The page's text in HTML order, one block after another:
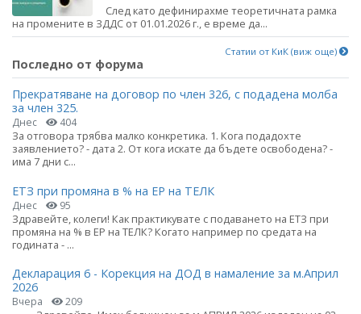
След като дефинирахме теоретичната рамка
на промените в ЗДДС от 01.01.2026 г., е време да...
Статии от КиК (виж още)
Последно от форума
Прекратяване на договор по член 326, с подадена молба
за член 325.
Днес 404
За отговора трябва малко конкретика. 1. Кога подадохте
заявлението? - дата 2. От кога искате да бъдете освободена? -
има 7 дни с...
ЕТЗ при промяна в % на ЕР на ТЕЛК
Днес 95
Здравейте, колеги! Как практикувате с подаването на ЕТЗ при
промяна на % в ЕР на ТЕЛК? Когато например по средата на
годината - ...
Декларация 6 - Корекция на ДОД в намаление за м.Април
2026
Вчера 209